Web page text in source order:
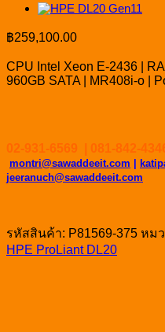
฿259,100.00
CPU Intel Xeon E-2436 |
960GB SATA | MR408i-o |
02-931-6569 | 081-842-
montri@sawaddeeit.com
jeeranuch@sawaddeeit.com
รหัสสินค้า: P81569-375 หม
HPE ProLiant DL20